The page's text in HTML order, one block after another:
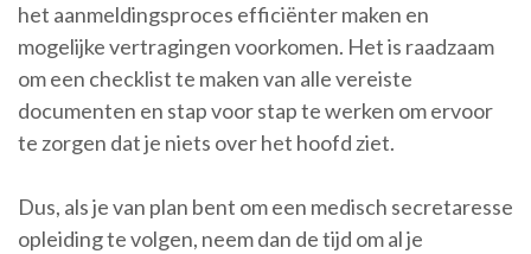
het aanmeldingsproces efficiënter maken en
mogelijke vertragingen voorkomen. Het is raadzaam
om een checklist te maken van alle vereiste
documenten en stap voor stap te werken om ervoor
te zorgen dat je niets over het hoofd ziet.
Dus, als je van plan bent om een medisch secretaresse
opleiding te volgen, neem dan de tijd om al je